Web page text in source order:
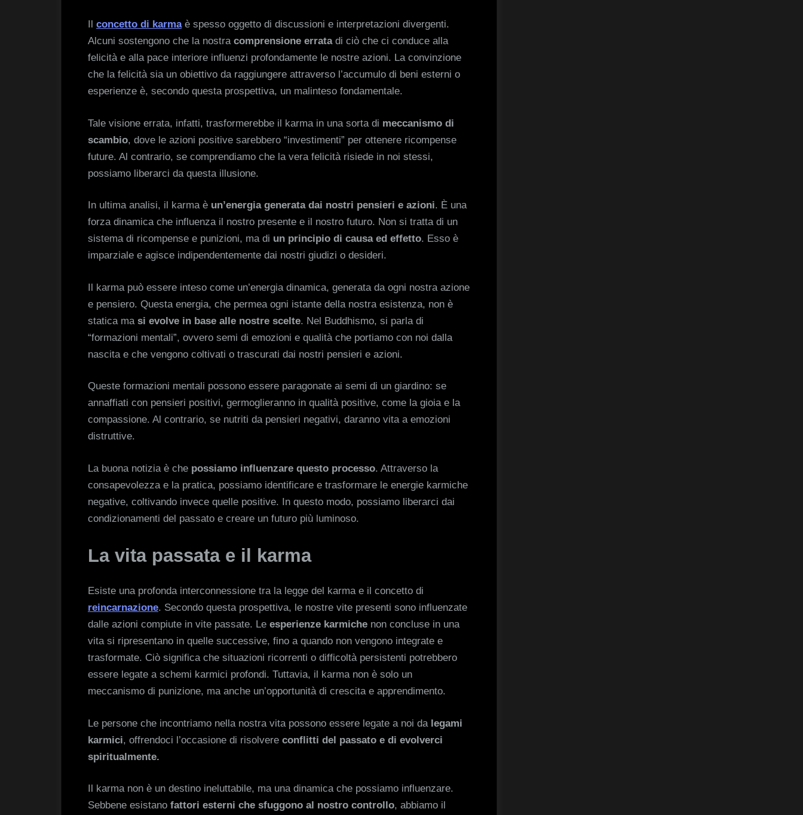
concetto di karmaè spesso oggetto di discussioni e interpretazioni divergenti.
Alcuni sostengono che la nostra comprensione erratadi ciò che ci conduce alla
felicità e alla pace interiore influenzi profondamente le nostre azioni. La convinzione
che la felicità sia un obiettivo da raggiungere attraverso l’accumulo di beni esterni o
esperienze è, secondo questa prospettiva, un malinteso fondamentale.
Tale visione errata, infatti, trasformerebbe il karma in una sorta di meccanismo di
scambio, dove le azioni positive sarebbero “investimenti” per ottenere ricompense
future. Al contrario, se comprendiamo che la vera felicità risiede in noi stessi,
possiamo liberarci da questa illusione.
In ultima analisi, il karma è un’energia generata dai nostri pensieri e azioni. È una
forza dinamica che influenza il nostro presente e il nostro futuro. Non si tratta di un
sistema di ricompense e punizioni, ma di un principio di causa ed effetto. Esso è
imparziale e agisce indipendentemente dai nostri giudizi o desideri.
Il karma può essere inteso come un’energia dinamica, generata da ogni nostra azione
e pensiero. Questa energia, che permea ogni istante della nostra esistenza, non è
statica ma si evolve in base alle nostre scelte. Nel Buddhismo, si parla di
“formazioni mentali”, ovvero semi di emozioni e qualità che portiamo con noi dalla
nascita e che vengono coltivati o trascurati dai nostri pensieri e azioni.
Queste formazioni mentali possono essere paragonate ai semi di un giardino: se
annaffiati con pensieri positivi, germoglieranno in qualità positive, come la gioia e la
compassione. Al contrario, se nutriti da pensieri negativi, daranno vita a emozioni
distruttive.
La buona notizia è che possiamo influenzare questo processo. Attraverso la
consapevolezza e la pratica, possiamo identificare e trasformare le energie karmiche
negative, coltivando invece quelle positive. In questo modo, possiamo liberarci dai
condizionamenti del passato e creare un futuro più luminoso.
La vita passata e il karma
Esiste una profonda interconnessione tra la legge del karma e il concetto di
reincarnazione. Secondo questa prospettiva, le nostre vite presenti sono influenzate
dalle azioni compiute in vite passate. Le esperienze karmiche non concluse in una
vita si ripresentano in quelle successive, fino a quando non vengono integrate e
trasformate. Ciò significa che situazioni ricorrenti o difficoltà persistenti potrebbero
essere legate a schemi karmici profondi. Tuttavia, il karma non è solo un
meccanismo di punizione, ma anche un’opportunità di crescita e apprendimento.
Le persone che incontriamo nella nostra vita possono essere legate a noi da legami
karmici, offrendoci l’occasione di risolvere conflitti del passato e di evolverci
spiritualmente.
Il karma non è un destino ineluttabile, ma una dinamica che possiamo influenzare.
Sebbene esistano fattori esterni che sfuggono al nostro controllo, abbiamo il